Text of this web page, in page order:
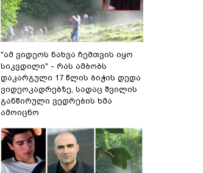
"ამ ვიდეოს ნახვა ჩემთვის იყო
სიკვდილი" - რას ამბობს
დაკარგული 17 წლის ბიჭის დედა
ვიდეოკადრებზე, სადაც შვილის
განწირული ვედრების ხმა
ამოიცნო